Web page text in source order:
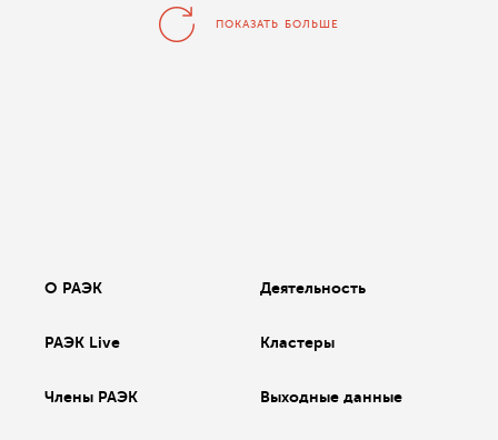
ПОКАЗАТЬ БОЛЬШЕ
О РАЭК Деятельность
РАЭК Live Кластеры
Члены РАЭК Выходные данные